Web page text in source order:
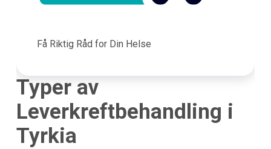
Få Riktig Råd for Din Helse
Typer av
Leverkreftbehandling i
Tyrkia